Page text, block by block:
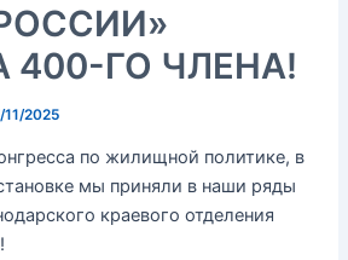
400-ГО ЧЛЕНА!
11/2025
по жилищной политике, в
мы приняли в наши ряды
краевого отделения